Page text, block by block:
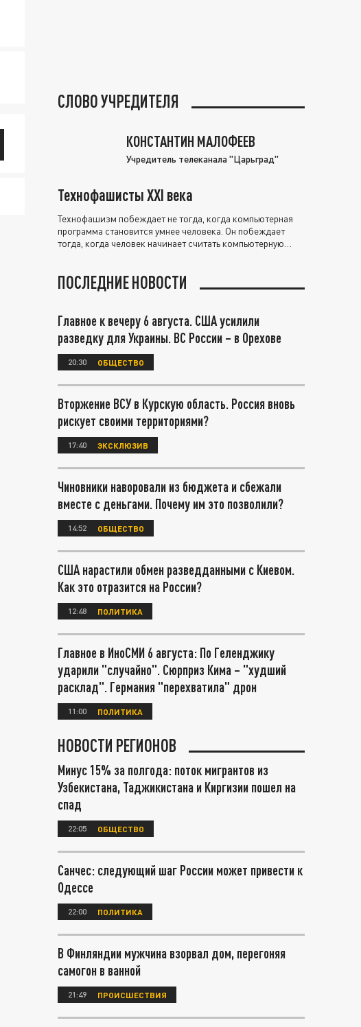
СЛОВО УЧРЕДИТЕЛЯ
КОНСТАНТИН МАЛОФЕЕВ
Учредитель телеканала "Царьград"
Технофашисты XXI века
Технофашизм побеждает не тогда, когда компьютерная
программа становится умнее человека. Он побеждает
тогда, когда человек начинает считать компьютерную
ПОСЛЕДНИЕ НОВОСТИ
Главное к вечеру 6 августа. США усилили
разведку для Украины. ВС России – в Орехове
20:30 ОБЩЕСТВО
Вторжение ВСУ в Курскую область. Россия вновь
рискует своими территориями?
17:40 ЭКСКЛЮЗИВ
Чиновники наворовали из бюджета и сбежали
вместе с деньгами. Почему им это позволили?
14:52 ОБЩЕСТВО
США нарастили обмен разведданными с Киевом.
Как это отразится на России?
12:48 ПОЛИТИКА
Главное в ИноСМИ 6 августа: По Геленджику
ударили "случайно". Сюрприз Кима – "худший
расклад". Германия "перехватила" дрон
11:00 ПОЛИТИКА
НОВОСТИ РЕГИОНОВ
Минус 15% за полгода: поток мигрантов из
Узбекистана, Таджикистана и Киргизии пошел на
спад
22:05 ОБЩЕСТВО
Санчес: следующий шаг России может привести к
Одессе
22:00 ПОЛИТИКА
В Финляндии мужчина взорвал дом, перегоняя
самогон в ванной
21:49 ПРОИСШЕСТВИЯ